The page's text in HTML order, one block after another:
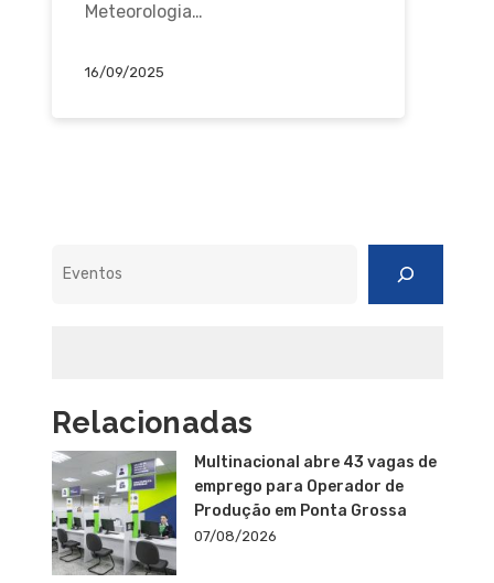
Meteorologia…
16/09/2025
Relacionadas
Multinacional abre 43 vagas de
emprego para Operador de
Produção em Ponta Grossa
07/08/2026